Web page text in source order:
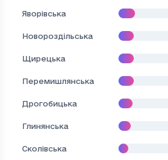
Яворівська
Новороздільська
Щирецька
Перемишлянська
Дрогобицька
Глинянська
Сколівська